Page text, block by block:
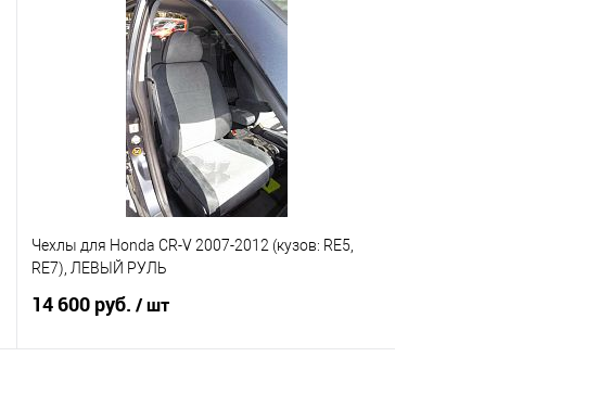
В корзину
Купить в 1 клик
Сравнение
В избранное
Под заказ
Чехлы для Honda CR-V 2007-2012 (кузов: RE5,
RE7), ЛЕВЫЙ РУЛЬ
14 600 руб. / шт